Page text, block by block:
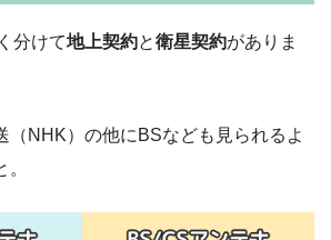
分けて地上契約と衛星契約がありま
（NHK）の他にBSなども見られるよ